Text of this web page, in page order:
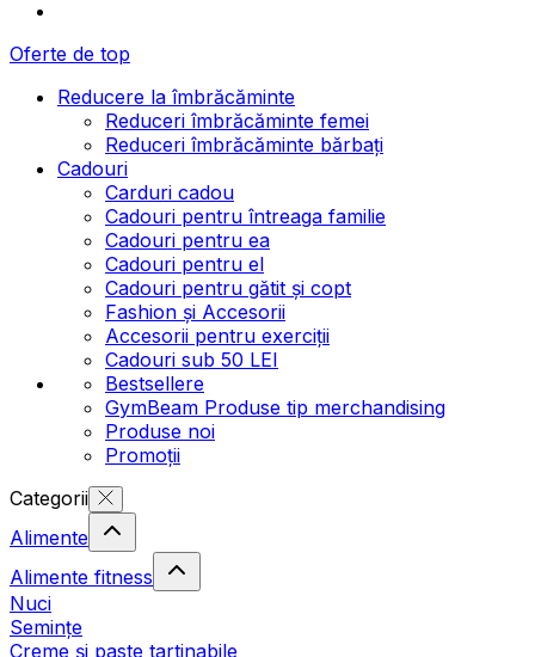
Oferte de top
Reducere la îmbrăcăminte
Reduceri îmbrăcăminte femei
Reduceri îmbrăcăminte bărbați
Cadouri
Carduri cadou
Cadouri pentru întreaga familie
Cadouri pentru ea
Cadouri pentru el
Cadouri pentru gătit și copt
Fashion și Accesorii
Accesorii pentru exerciții
Cadouri sub 50 LEI
Bestsellere
GymBeam Produse tip merchandising
Produse noi
Promoții
Categorii
Alimente
Alimente fitness
Nuci
Semințe
Creme și paste tartinabile